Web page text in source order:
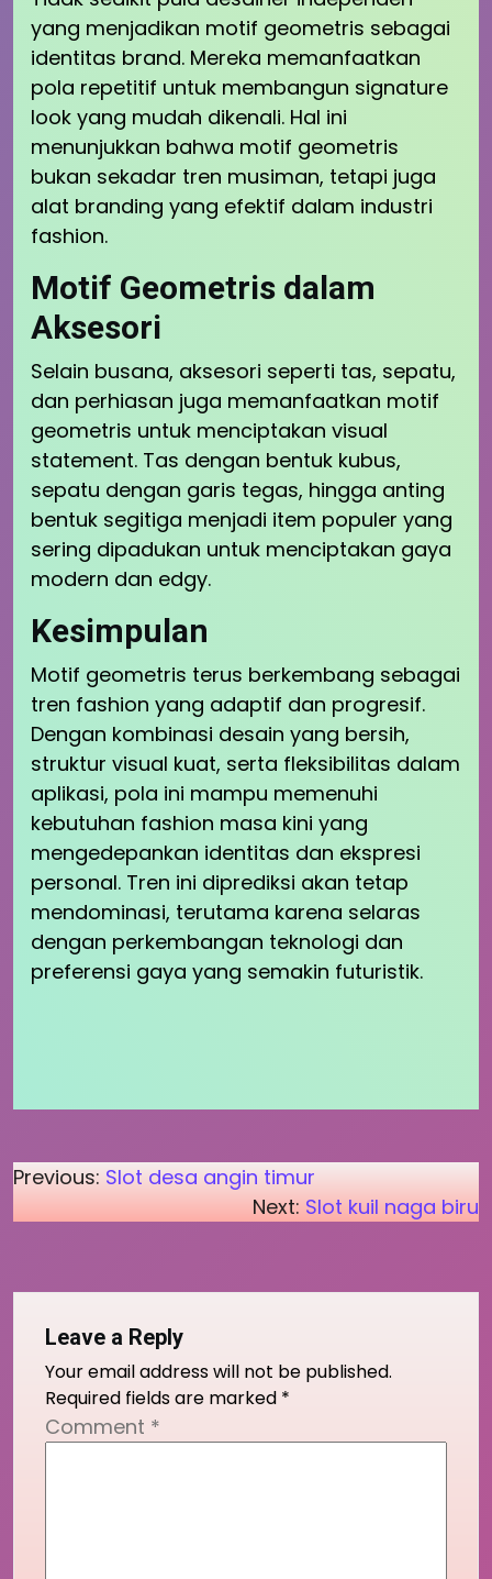
yang menjadikan motif geometris sebagai
identitas brand. Mereka memanfaatkan
pola repetitif untuk membangun signature
look yang mudah dikenali. Hal ini
menunjukkan bahwa motif geometris
bukan sekadar tren musiman, tetapi juga
alat branding yang efektif dalam industri
fashion.
Motif Geometris dalam
Aksesori
Selain busana, aksesori seperti tas, sepatu,
dan perhiasan juga memanfaatkan motif
geometris untuk menciptakan visual
statement. Tas dengan bentuk kubus,
sepatu dengan garis tegas, hingga anting
bentuk segitiga menjadi item populer yang
sering dipadukan untuk menciptakan gaya
modern dan edgy.
Kesimpulan
Motif geometris terus berkembang sebagai
tren fashion yang adaptif dan progresif.
Dengan kombinasi desain yang bersih,
struktur visual kuat, serta fleksibilitas dalam
aplikasi, pola ini mampu memenuhi
kebutuhan fashion masa kini yang
mengedepankan identitas dan ekspresi
personal. Tren ini diprediksi akan tetap
mendominasi, terutama karena selaras
dengan perkembangan teknologi dan
preferensi gaya yang semakin futuristik.
Post
navigation
Previous: Slot desa angin timur
Next: Slot kuil naga biru
Leave a Reply
Your email address will not be published.
Required fields are marked *
Comment *